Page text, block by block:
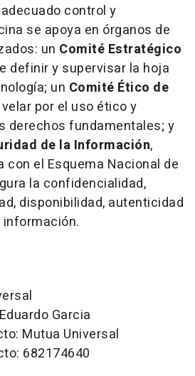
control y
se apoya en órganos de
un Comité Estratégico
definir y supervisar la hoja
un Comité Ético de
por el uso ético y
derechos fundamentales; y
de la Información,
con el Esquema Nacional de
la confidencialidad,
disponibilidad, autenticidad
Garcia
Mutua Universal
682174640